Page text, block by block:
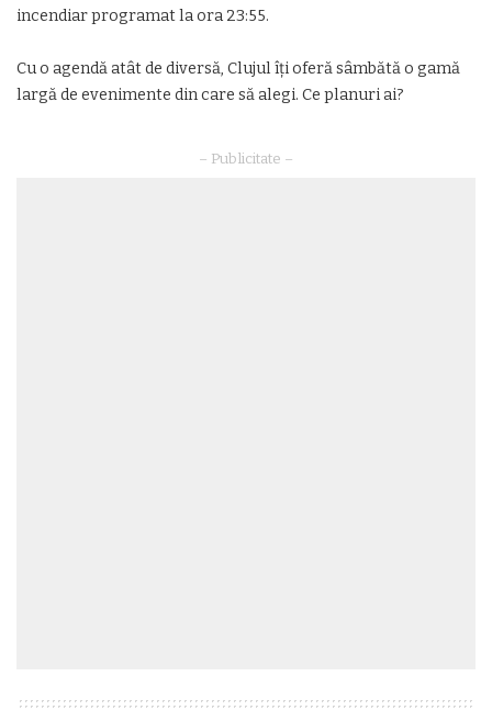
incendiar programat la ora 23:55.
Cu o agendă atât de diversă, Clujul îți oferă sâmbătă o gamă
largă de evenimente din care să alegi. Ce planuri ai?
– Publicitate –